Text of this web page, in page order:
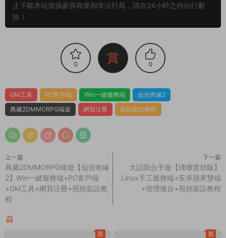
止下載本站資源參與商業和非法行爲，請在24小時之内自行删
除！
0 賞 0
GM工具 PC客戶端 Win一鍵服務端
仙侶奇緣2
典藏2DMMORPG端遊
網頁注冊 視頻架設教程
上一篇
典藏2DMMORPG端遊【仙侶奇緣
2】Win一鍵服務端+PC客戶端
+GM工具+網頁注冊+視頻架設教
程
下一篇
大話回合手遊【缥缈渡劫版】
Linux手工服務端+安卓蘋果雙端
+管理後台+視頻架設教程
薦 薦